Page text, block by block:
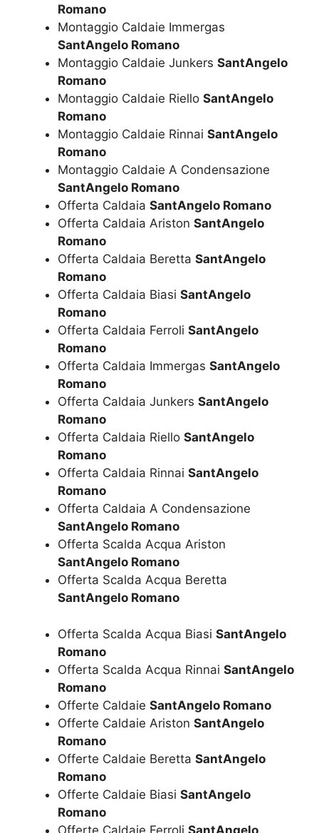
Romano
Montaggio Caldaie Immergas
SantAngelo Romano
Montaggio Caldaie Junkers SantAngelo
Romano
Montaggio Caldaie Riello SantAngelo
Romano
Montaggio Caldaie Rinnai SantAngelo
Romano
Montaggio Caldaie A Condensazione
SantAngelo Romano
Offerta Caldaia SantAngelo Romano
Offerta Caldaia Ariston SantAngelo
Romano
Offerta Caldaia Beretta SantAngelo
Romano
Offerta Caldaia Biasi SantAngelo
Romano
Offerta Caldaia Ferroli SantAngelo
Romano
Offerta Caldaia Immergas SantAngelo
Romano
Offerta Caldaia Junkers SantAngelo
Romano
Offerta Caldaia Riello SantAngelo
Romano
Offerta Caldaia Rinnai SantAngelo
Romano
Offerta Caldaia A Condensazione
SantAngelo Romano
Offerta Scalda Acqua Ariston
SantAngelo Romano
Offerta Scalda Acqua Beretta
SantAngelo Romano
Offerta Scalda Acqua Biasi SantAngelo
Romano
Offerta Scalda Acqua Rinnai SantAngelo
Romano
Offerte Caldaie SantAngelo Romano
Offerte Caldaie Ariston SantAngelo
Romano
Offerte Caldaie Beretta SantAngelo
Romano
Offerte Caldaie Biasi SantAngelo
Romano
Offerte Caldaie Ferroli SantAngelo